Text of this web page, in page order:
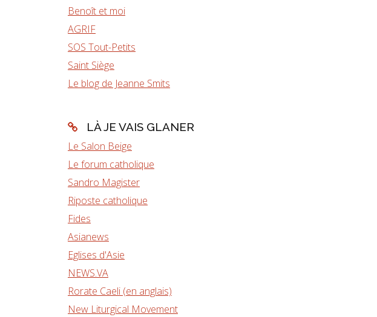
Benoît et moi
AGRIF
SOS Tout-Petits
Saint Siège
Le blog de Jeanne Smits
LÀ JE VAIS GLANER
Le Salon Beige
Le forum catholique
Sandro Magister
Riposte catholique
Fides
Asianews
Eglises d'Asie
NEWS.VA
Rorate Caeli (en anglais)
New Liturgical Movement